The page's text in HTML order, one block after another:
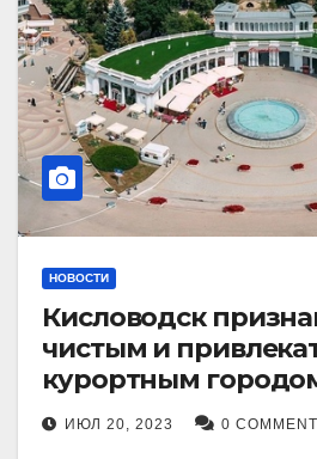
НОВОСТИ
Кисловодск
чистым и
курортным
ИЮЛ 20, 2023 0